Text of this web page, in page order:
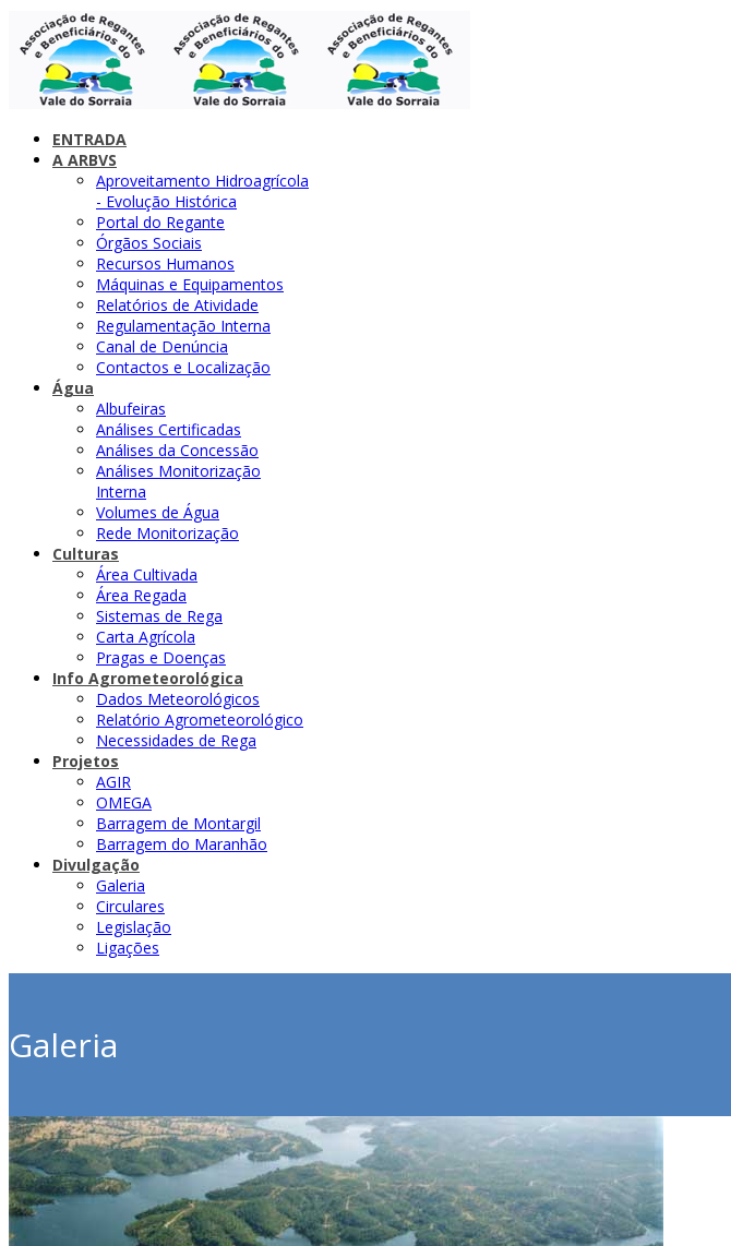
ENTRADA
A ARBVS
Aproveitamento Hidroagrícola
- Evolução Histórica
Portal do Regante
Órgãos Sociais
Recursos Humanos
Máquinas e Equipamentos
Relatórios de Atividade
Regulamentação Interna
Canal de Denúncia
Contactos e Localização
Água
Albufeiras
Análises Certificadas
Análises da Concessão
Análises Monitorização
Interna
Volumes de Água
Rede Monitorização
Culturas
Área Cultivada
Área Regada
Sistemas de Rega
Carta Agrícola
Pragas e Doenças
Info Agrometeorológica
Dados Meteorológicos
Relatório Agrometeorológico
Necessidades de Rega
Projetos
AGIR
OMEGA
Barragem de Montargil
Barragem do Maranhão
Divulgação
Galeria
Circulares
Legislação
Ligações
Galeria